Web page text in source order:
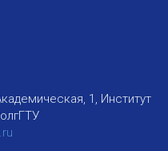
1, Институт